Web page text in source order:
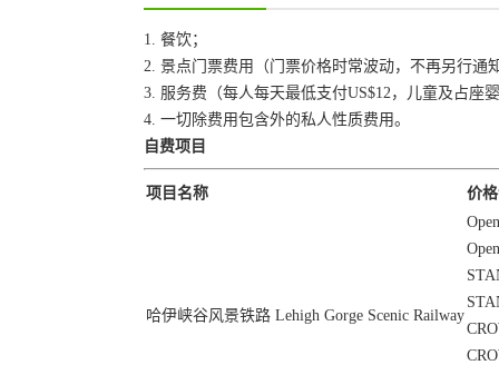
1. 餐饮；
2. 景点门票费用（门票价格时常波动，不再另行通
3. 服务费（每人每天最低支付US$12，儿童及占座
4. 一切除费用包含外的私人性质费用。
自费项目
项目名称 价
哈伊峡谷风景铁路 Lehigh Gorge Scenic Railway